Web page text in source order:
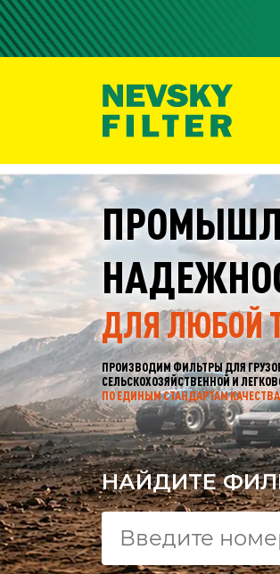
ФИЛЬТРЫ
ДЛЯ
ТЕХНИКИ
НАДЁЖНЫЕ ФИЛЬТРЫ ДЛЯ
ОТ ТРАКТОРОВ ДО КОМБАЙНОВ
КАЧЕСТВО ПО ГОСТУ
НАЙДИТЕ